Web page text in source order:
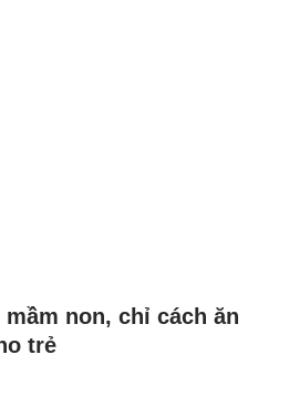
non, chỉ cách ăn
trẻ